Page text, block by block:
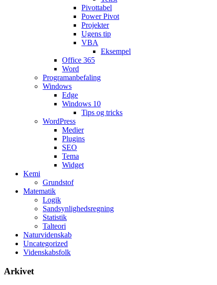
Pivottabel
Power Pivot
Projekter
Ugens tip
VBA
Eksempel
Office 365
Word
Programanbefaling
Windows
Edge
Windows 10
Tips og tricks
WordPress
Medier
Plugins
SEO
Tema
Widget
Kemi
Grundstof
Matematik
Logik
Sandsynlighedsregning
Statistik
Talteori
Naturvidenskab
Uncategorized
Videnskabsfolk
Arkivet